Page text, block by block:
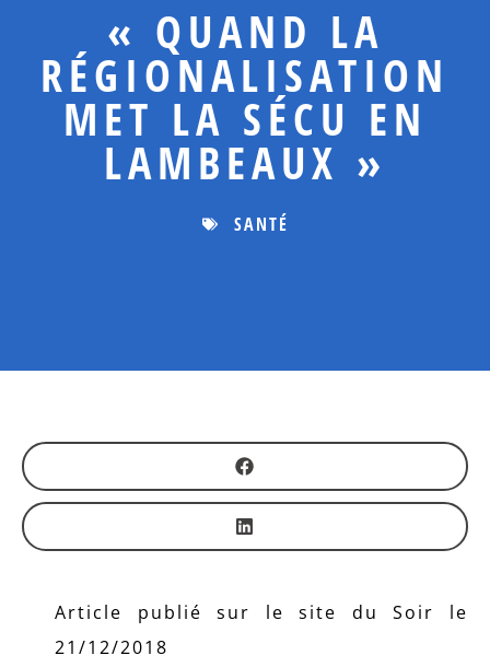
« QUAND LA
RÉGIONALISATION
MET LA SÉCU EN
LAMBEAUX »
SANTÉ
Article publié sur le site du Soir le
21/12/2018